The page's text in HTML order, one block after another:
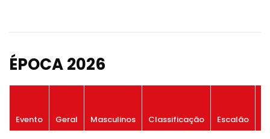
ÉPOCA 2026
Evento Geral Masculinos Classificação Escalão